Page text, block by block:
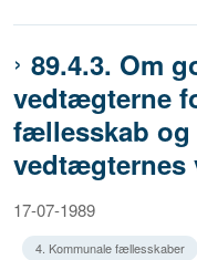
89.4.3. Om
vedtægterne
fællesskab og
vedtægternes
17-07-1989
4. Kommunale fællesskaber